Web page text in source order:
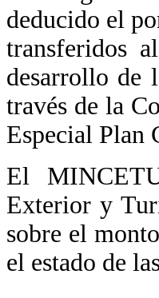
deducido el
transferidos
desarrollo de
través de la
Especial Plan
El
Exterior y
sobre el
el estado de